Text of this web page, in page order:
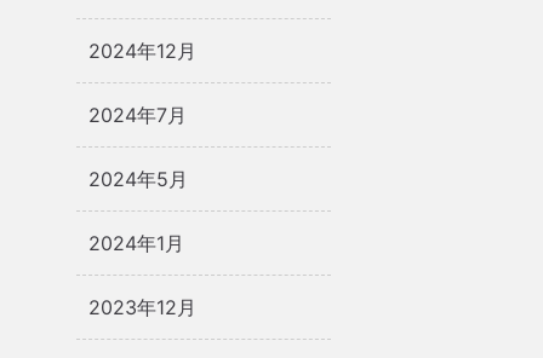
2024年12月
2024年7月
2024年5月
2024年1月
2023年12月